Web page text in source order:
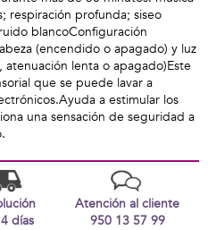
respiración profunda; siseo
blancoConfiguración
(encendido o apagado) y luz
lenta o apagado)Este
que se puede lavar a
a estimular los
una sensación de seguridad a
días
Atención al cliente
950 13 57 99